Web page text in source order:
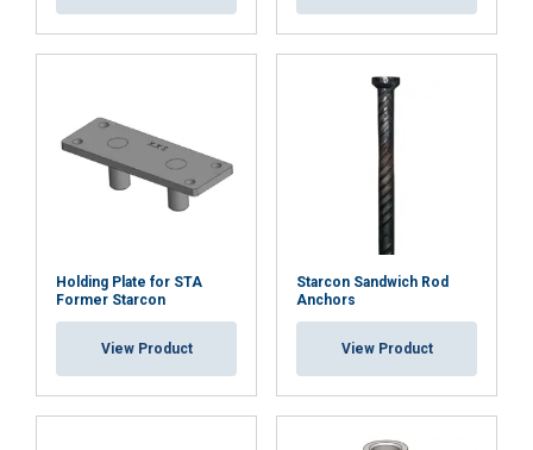
Holding Plate for STA
Former Starcon
View Product
Starcon Sandwich Rod
Anchors
View Product